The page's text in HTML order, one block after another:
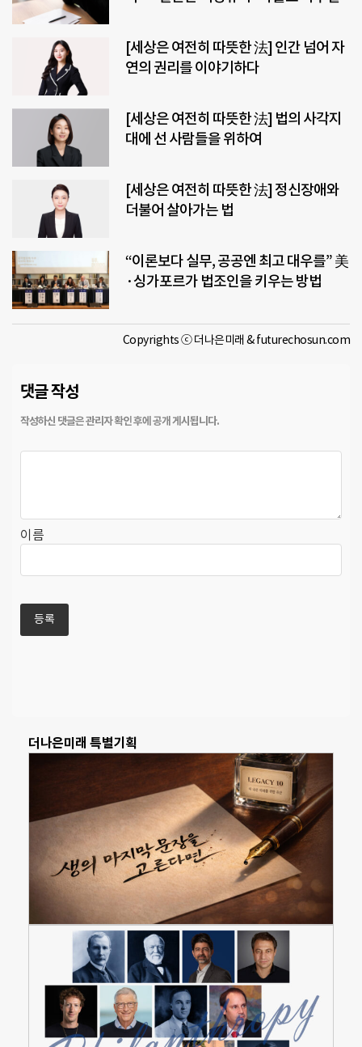
[세상은 여전히 따뜻한 法] 인간 넘어 자
연의 권리를 이야기하다
[세상은 여전히 따뜻한 法] 법의 사각지
대에 선 사람들을 위하여
[세상은 여전히 따뜻한 法] 정신장애와
더불어 살아가는 법
“이론보다 실무, 공공엔 최고 대우를” 美
·싱가포르가 법조인을 키우는 방법
Copyrights ⓒ 더나은미래 & futurechosun.com
댓글 작성
이름
더나은미래 특별기획